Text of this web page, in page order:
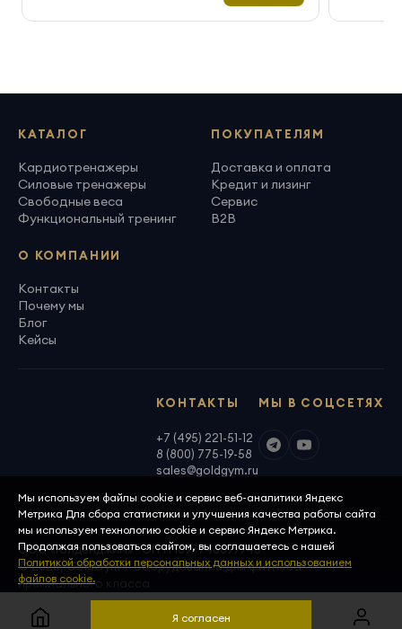
КАТАЛОГ
Кардиотренажеры
Силовые тренажеры
Свободные веса
Функциональный тренинг
ПОКУПАТЕЛЯМ
Доставка и оплата
Кредит и лизинг
Сервис
B2B
О КОМПАНИИ
Контакты
Почему мы
Блог
Кейсы
МЫ В СОЦСЕТЯХ
КОНТАКТЫ
+7 (495) 221-51-12
8 (800) 775-19-58
sales@goldgym.ru
ООО «Голденджим» · ОГРН 1097746699940
© 2026, GoldGym — оборудование для фитнеса
премиального класса
Политика конфиденциальности
Скачать реквизиты
Мы используем файлы cookie и сервис веб-аналитики Яндекс
Метрика Для сбора статистики и улучшения качества работы сайта
мы используем технологию cookie и сервис Яндекс Метрика.
Продолжая пользоваться сайтом, вы соглашаетесь с нашей
Политикой обработки персональных данных и использованием
файлов cookie.
Я согласен